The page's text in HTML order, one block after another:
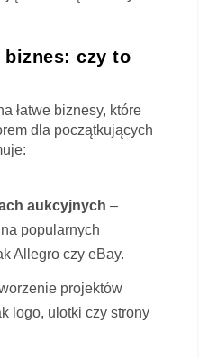
biznes: czy to
łatwe biznesy, które
dla początkujących
aukcyjnych –
popularnych
Allegro czy eBay.
projektów
logo, ulotki czy strony